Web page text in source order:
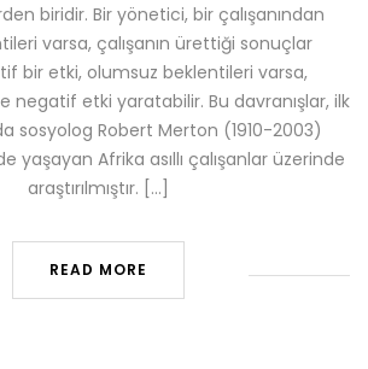
biridir. Bir yönetici, bir çalışanından
varsa, çalışanın ürettiği sonuçlar
bir etki, olumsuz beklentileri varsa,
negatif etki yaratabilir. Bu davranışlar, ilk
sosyolog Robert Merton (1910-2003)
yaşayan Afrika asıllı çalışanlar üzerinde
araştırılmıştır. […]
READ MORE